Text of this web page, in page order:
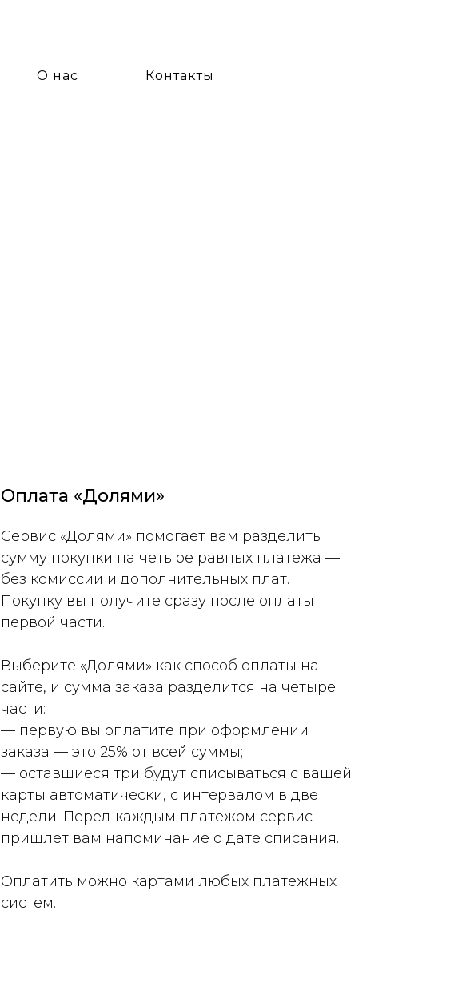
О нас Контакты
Оплата «Долями»
Сервис «Долями» помогает вам разделить
сумму покупки на четыре равных платежа —
без комиссии и дополнительных плат.
Покупку вы получите сразу после оплаты
первой части.
Выберите «Долями» как способ оплаты на
сайте, и сумма заказа разделится на четыре
части:
— первую вы оплатите при оформлении
заказа — это 25% от всей суммы;
— оставшиеся три будут списываться с вашей
карты автоматически, с интервалом в две
недели. Перед каждым платежом сервис
пришлет вам напоминание о дате списания.
Оплатить можно картами любых платежных
систем.